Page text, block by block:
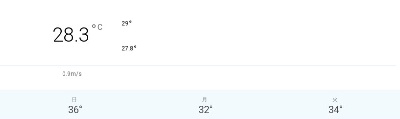
28.3 ° C 29 °
27.8 °
0.9m/s
日
36°
月
32°
火
34°